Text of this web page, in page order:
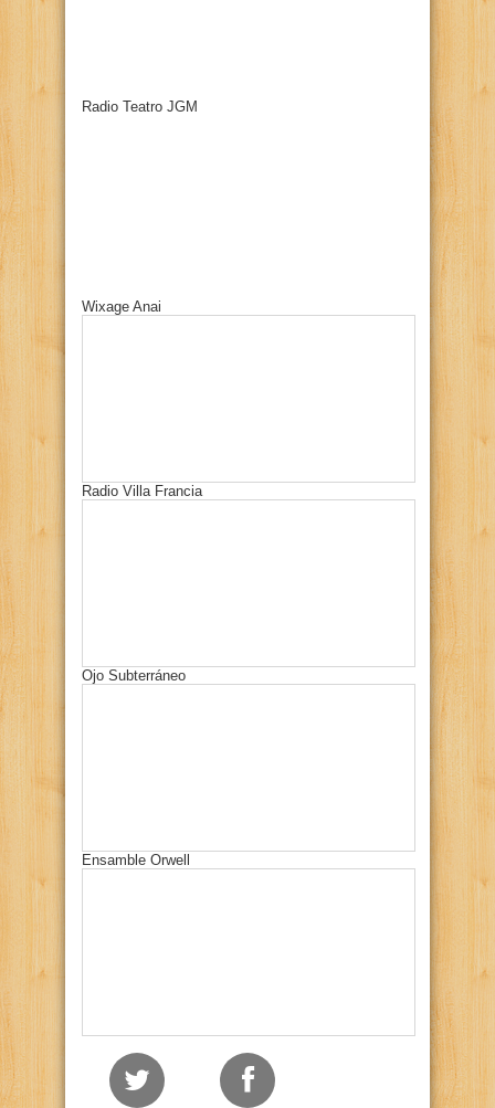
Radio Teatro JGM
Wixage Anai
Radio Villa Francia
Ojo Subterráneo
Ensamble Orwell